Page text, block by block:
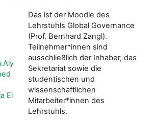
Das ist der Moodle des
Lehrstuhls Global Governance
(Prof. Bernhard Zangl).
Teilnehmer*innen sind
ausschließlich der Inhaber, das
Sekretariat sowie die
studentischen und
wissenschaftlichen
Mitarbeiter*innen des
Lehrstuhls.
Aly
El